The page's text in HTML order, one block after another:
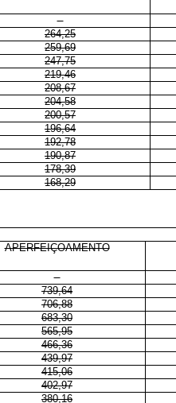
-
264,25
259,69
247,75
219,46
208,67
204,58
200,57
196,64
192,78
190,87
178,39
168,29
APERFEIÇOAMENTO
-
739,64
706,88
683,30
565,95
466,36
439,97
415,06
402,97
380,16